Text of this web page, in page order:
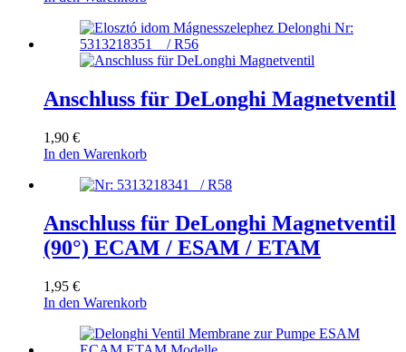
Anschluss für DeLonghi Magnetventil
1,90 €
In den Warenkorb
Anschluss für DeLonghi Magnetventil
(90°) ECAM / ESAM / ETAM
1,95 €
In den Warenkorb